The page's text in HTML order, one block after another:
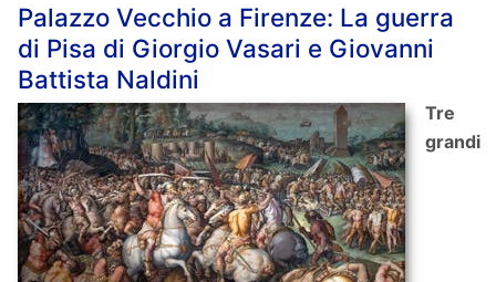
Palazzo Vecchio a Firenze: La guerra
di Pisa di Giorgio Vasari e Giovanni
Battista Naldini
Tre
grandi